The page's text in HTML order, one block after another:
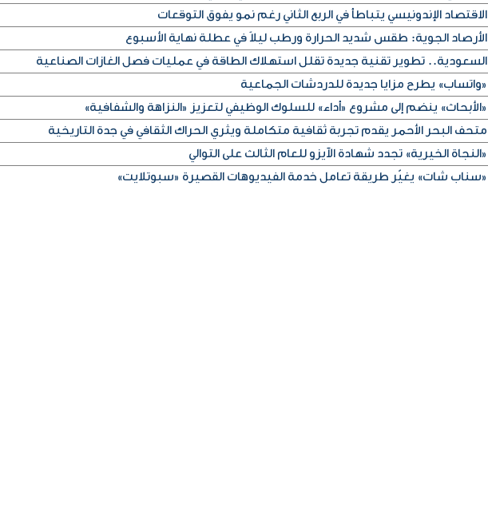
الاقتصاد الإندونيسي يتباطأ في الربع الثاني رغم نمو يفوق التوقعات
الأرصاد الجوية: طقس شديد الحرارة ورطب ليلاً في عطلة نهاية الأسبوع
السعودية.. تطوير تقنية جديدة تقلل استهلاك الطاقة في عمليات فصل الغازات الصناعية
«واتساب» يطرح مزايا جديدة للدردشات الجماعية
«الأبحاث» ينضم إلى مشروع «أداء» للسلوك الوظيفي لتعزيز «النزاهة والشفافية»
متحف البحر الأحمر يقدم تجربة ثقافية متكاملة ويثري الحراك الثقافي في جدة التاريخية
«النجاة الخيرية» تجدد شهادة الآيزو للعام الثالث على التوالي
«سناب شات» يغيّر طريقة تعامل خدمة الفيديوهات القصيرة «سبوتلايت»